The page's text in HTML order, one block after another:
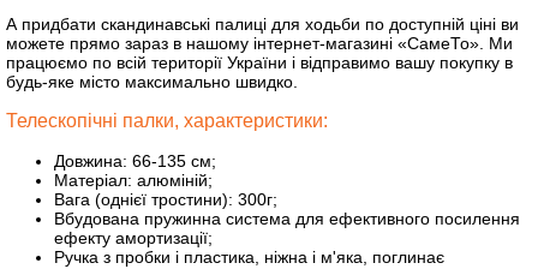
А придбати скандинавські палиці для ходьби по доступній ціні ви
можете прямо зараз в нашому інтернет-магазині «СамеТо». Ми
працюємо по всій території України і відправимо вашу покупку в
будь-яке місто максимально швидко.
Телескопічні палки, характеристики:
Довжина: 66-135 см;
Матеріал: алюміній;
Вага (однієї тростини): 300г;
Вбудована пружинна система для ефективного посилення
ефекту амортизації;
Ручка з пробки і пластика, ніжна і м'яка, поглинає